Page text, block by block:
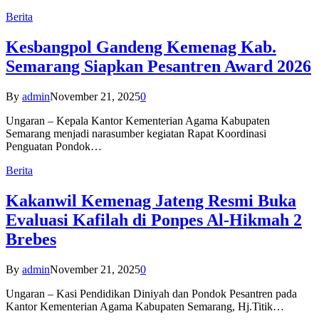
Berita
Kesbangpol Gandeng Kemenag Kab.
Semarang Siapkan Pesantren Award 2026
By adminNovember 21, 20250
Ungaran – Kepala Kantor Kementerian Agama Kabupaten
Semarang menjadi narasumber kegiatan Rapat Koordinasi
Penguatan Pondok…
Berita
Kakanwil Kemenag Jateng Resmi Buka
Evaluasi Kafilah di Ponpes Al-Hikmah 2
Brebes
By adminNovember 21, 20250
Ungaran – Kasi Pendidikan Diniyah dan Pondok Pesantren pada
Kantor Kementerian Agama Kabupaten Semarang, Hj.Titik…